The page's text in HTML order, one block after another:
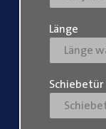
Länge
Schiebetür